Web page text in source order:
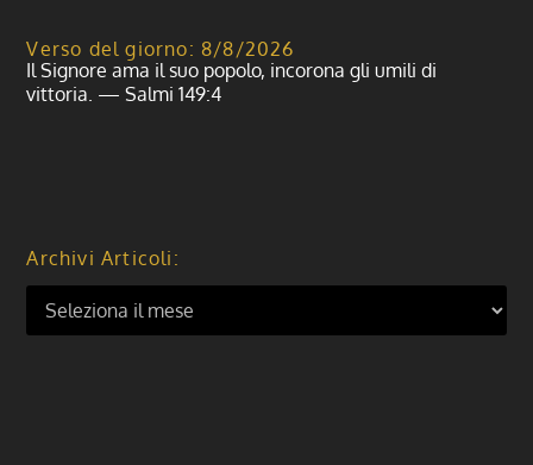
Verso del giorno: 8/8/2026
Il Signore ama il suo popolo, incorona gli umili di
vittoria. — Salmi 149:4
Archivi Articoli: